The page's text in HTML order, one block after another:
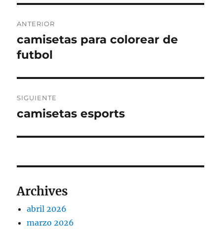
de
entradas
ANTERIOR
Entrada
anterior:
camisetas para colorear de
futbol
SIGUIENTE
Entrada
camisetas esports
Archives
abril 2026
marzo 2026